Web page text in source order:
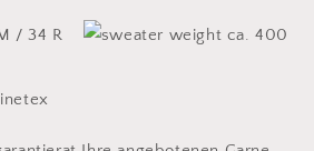
/ 34 R
ca. 400